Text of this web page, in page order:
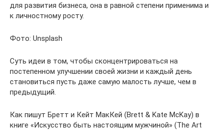
для развития бизнеса, она в равной степени применима и
к личностному росту.
Фото: Unsplash
Суть идеи в том, чтобы сконцентрироваться на
постепенном улучшении своей жизни и каждый день
становиться пусть даже самую малость лучше, чем в
предыдущий.
Как пишут Бретт и Кейт МакКей (Brett & Kate McKay) в
книге «Искусство быть настоящим мужчиной» (The Art